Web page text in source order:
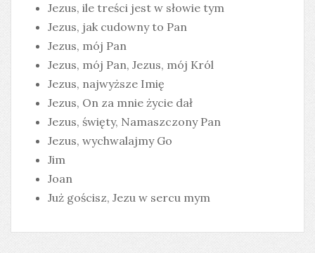
Jezus, ile treści jest w słowie tym
Jezus, jak cudowny to Pan
Jezus, mój Pan
Jezus, mój Pan, Jezus, mój Król
Jezus, najwyższe Imię
Jezus, On za mnie życie dał
Jezus, święty, Namaszczony Pan
Jezus, wychwalajmy Go
Jim
Joan
Już gościsz, Jezu w sercu mym